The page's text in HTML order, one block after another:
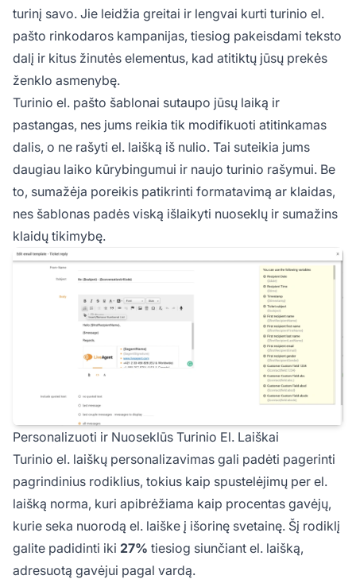
turinį savo. Jie leidžia greitai ir lengvai kurti turinio el.
pašto rinkodaros kampanijas, tiesiog pakeisdami teksto
dalį ir kitus žinutės elementus, kad atitiktų jūsų prekės
ženklo asmenybę.
Turinio el. pašto šablonai sutaupo jūsų laiką ir
pastangas, nes jums reikia tik modifikuoti atitinkamas
dalis, o ne rašyti el. laišką iš nulio. Tai suteikia jums
daugiau laiko kūrybingumui ir naujo turinio rašymui. Be
to, sumažėja poreikis patikrinti formatavimą ar klaidas,
nes šablonas padės viską išlaikyti nuoseklų ir sumažins
klaidų tikimybę.
Personalizuoti ir Nuoseklūs Turinio El. Laiškai
Turinio el. laiškų personalizavimas gali padėti pagerinti
pagrindinius rodiklius, tokius kaip spustelėjimų per el.
laišką norma, kuri apibrėžiama kaip procentas gavėjų,
kurie seka nuorodą el. laiške į išorinę svetainę. Šį rodiklį
galite padidinti iki 27% tiesiog siunčiant el. laišką,
adresuotą gavėjui pagal vardą.